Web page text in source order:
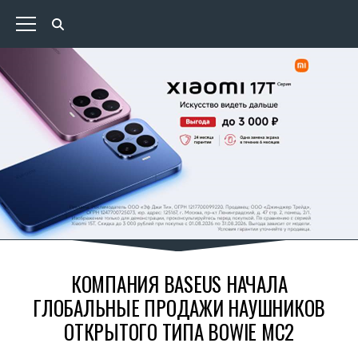
КОМПАНИЯ BASEUS НАЧАЛА
ГЛОБАЛЬНЫЕ ПРОДАЖИ НАУШНИКОВ
ОТКРЫТОГО ТИПА BOWIE MC2